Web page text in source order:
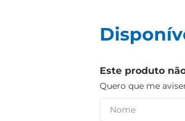
Este produto
Quero que me